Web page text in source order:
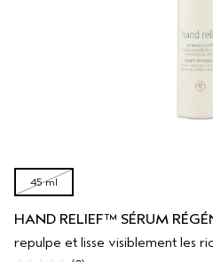
45 ml
HAND RELIEF™ SÉRUM
repulpe et lisse visiblement les